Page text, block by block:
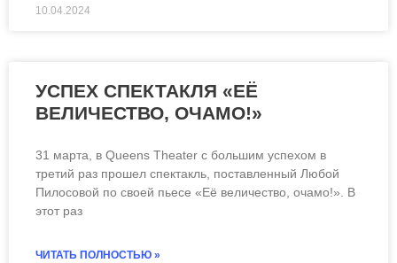
10.04.2024
УСПЕХ СПЕКТАКЛЯ «ЕЁ
ВЕЛИЧЕСТВО, ОЧАМО!»
31 марта, в Queens Theater с большим успехом в
третий раз прошел спектакль, поставленный Любой
Пилосовой по своей пьесе «Её величество, очамо!». В
этот раз
ЧИТАТЬ ПОЛНОСТЬЮ »